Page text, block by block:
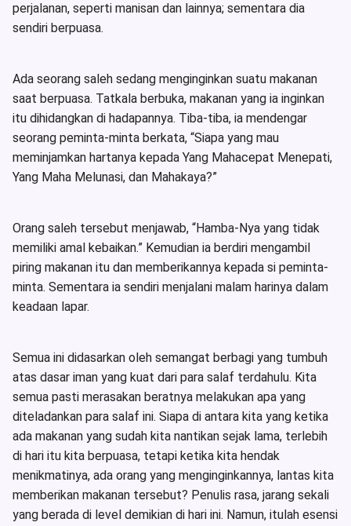
perjalanan, seperti manisan dan lainnya; sementara dia
sendiri berpuasa.
Ada seorang saleh sedang menginginkan suatu makanan
saat berpuasa. Tatkala berbuka, makanan yang ia inginkan
itu dihidangkan di hadapannya. Tiba-tiba, ia mendengar
seorang peminta-minta berkata, “Siapa yang mau
meminjamkan hartanya kepada Yang Mahacepat Menepati,
Yang Maha Melunasi, dan Mahakaya?”
Orang saleh tersebut menjawab, “Hamba-Nya yang tidak
memiliki amal kebaikan.” Kemudian ia berdiri mengambil
piring makanan itu dan memberikannya kepada si peminta-
minta. Sementara ia sendiri menjalani malam harinya dalam
keadaan lapar.
Semua ini didasarkan oleh semangat berbagi yang tumbuh
atas dasar iman yang kuat dari para salaf terdahulu. Kita
semua pasti merasakan beratnya melakukan apa yang
diteladankan para salaf ini. Siapa di antara kita yang ketika
ada makanan yang sudah kita nantikan sejak lama, terlebih
di hari itu kita berpuasa, tetapi ketika kita hendak
menikmatinya, ada orang yang menginginkannya, lantas kita
memberikan makanan tersebut? Penulis rasa, jarang sekali
yang berada di level demikian di hari ini. Namun, itulah esensi